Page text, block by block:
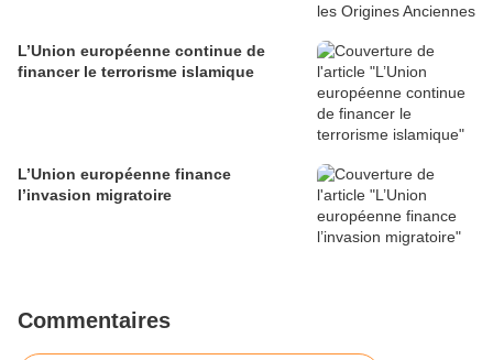
L’Union européenne continue de
financer le terrorisme islamique
L’Union européenne finance
l’invasion migratoire
Commentaires